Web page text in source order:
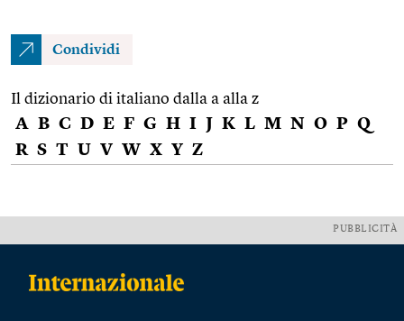
Condividi
Il dizionario di italiano dalla a alla z
A B C D E F G H I J K L M N O P Q
R S T U V W X Y Z
PUBBLICITÀ